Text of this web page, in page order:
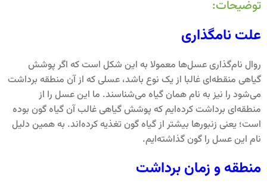
توضیحات:
علت نامگذاری
روال نام‌گذاری عسل‌ها معمولا به این شکل است که اگر پوشش
گیاهی منقطه‌ای غالبا از یک نوع باشد، عسلی که از آن منطقه برداشت
می‌شود را نیز به نام همان گیاه می‌شناسند. ما این عسل را از
منطقه‌ای برداشت کرده‌ایم که پوشش گیاهی غالب آن گیاه گون بوده
است؛ یعنی زنبورها بیشتر از گیاه گون تغذیه کرده‌اند. به همین دلیل
نام این عسل را گون گذاشته‌ایم.
منطقه و زمان برداشت